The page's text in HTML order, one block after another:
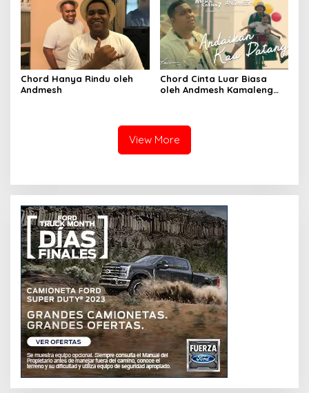
Chord Hanya Rindu oleh
Andmesh
Chord Cinta Luar Biasa
oleh Andmesh Kamaleng
View More